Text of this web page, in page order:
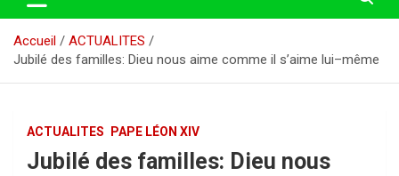
Accueil
ACTUALITES
Jubilé des familles: Dieu nous aime comme il s’aime lui–même
ACTUALITES PAPE LÉON XIV
Jubilé des familles: Dieu nous